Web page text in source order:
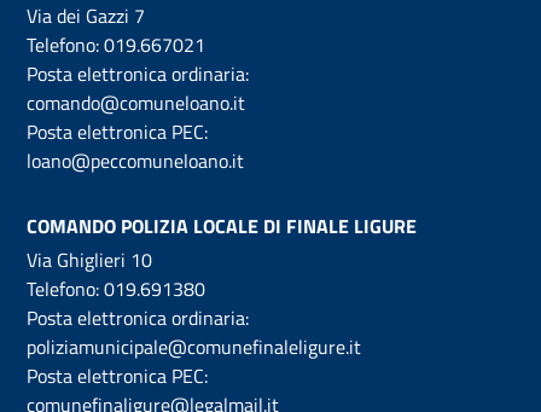
Via dei Gazzi 7
Telefono:019.667021
Posta elettronica ordinaria:
comando@comuneloano.it
Posta elettronica PEC:
loano@peccomuneloano.it
COMANDO POLIZIA LOCALE DI FINALE LIGURE
Via Ghiglieri 10
Telefono:019.691380
Posta elettronica ordinaria:
poliziamunicipale@comunefinaleligure.it
Posta elettronica PEC:
comunefinaligure@legalmail.it